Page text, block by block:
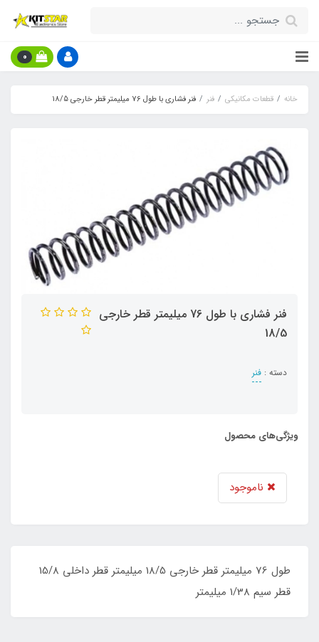
0
خانه قطعات مکانیکی فنر فنر فشاری با طول 76 میلیمتر قطر خارجی 18/5
فنر فشاری با طول 76 میلیمتر قطر خارجی
18/5
دسته : فنر
ویژگی‌های محصول
ناموجود
طول 76 میلیمتر قطر خارجی 18/5 میلیمتر قطر داخلی 15/8
قطر سیم 1/38 میلیمتر